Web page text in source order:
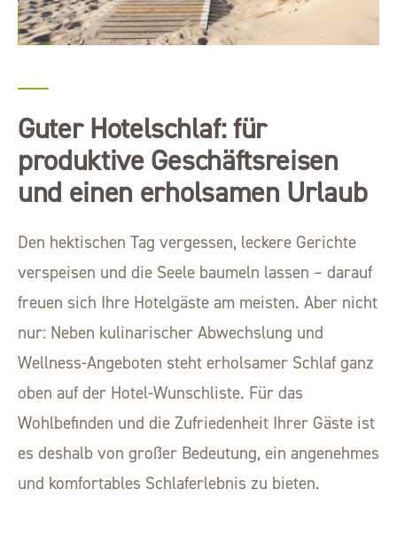
Guter Hotelschlaf: für
produktive Geschäftsreisen
und einen erholsamen Urlaub
Den hektischen Tag vergessen, leckere Gerichte
verspeisen und die Seele baumeln lassen – darauf
freuen sich Ihre Hotelgäste am meisten. Aber nicht
nur: Neben kulinarischer Abwechslung und
Wellness-Angeboten steht erholsamer Schlaf ganz
oben auf der Hotel-Wunschliste. Für das
Wohlbefinden und die Zufriedenheit Ihrer Gäste ist
es deshalb von großer Bedeutung, ein angenehmes
und komfortables Schlaferlebnis zu bieten.